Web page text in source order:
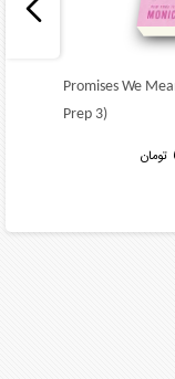
Promises We
Prep 3)
تومان